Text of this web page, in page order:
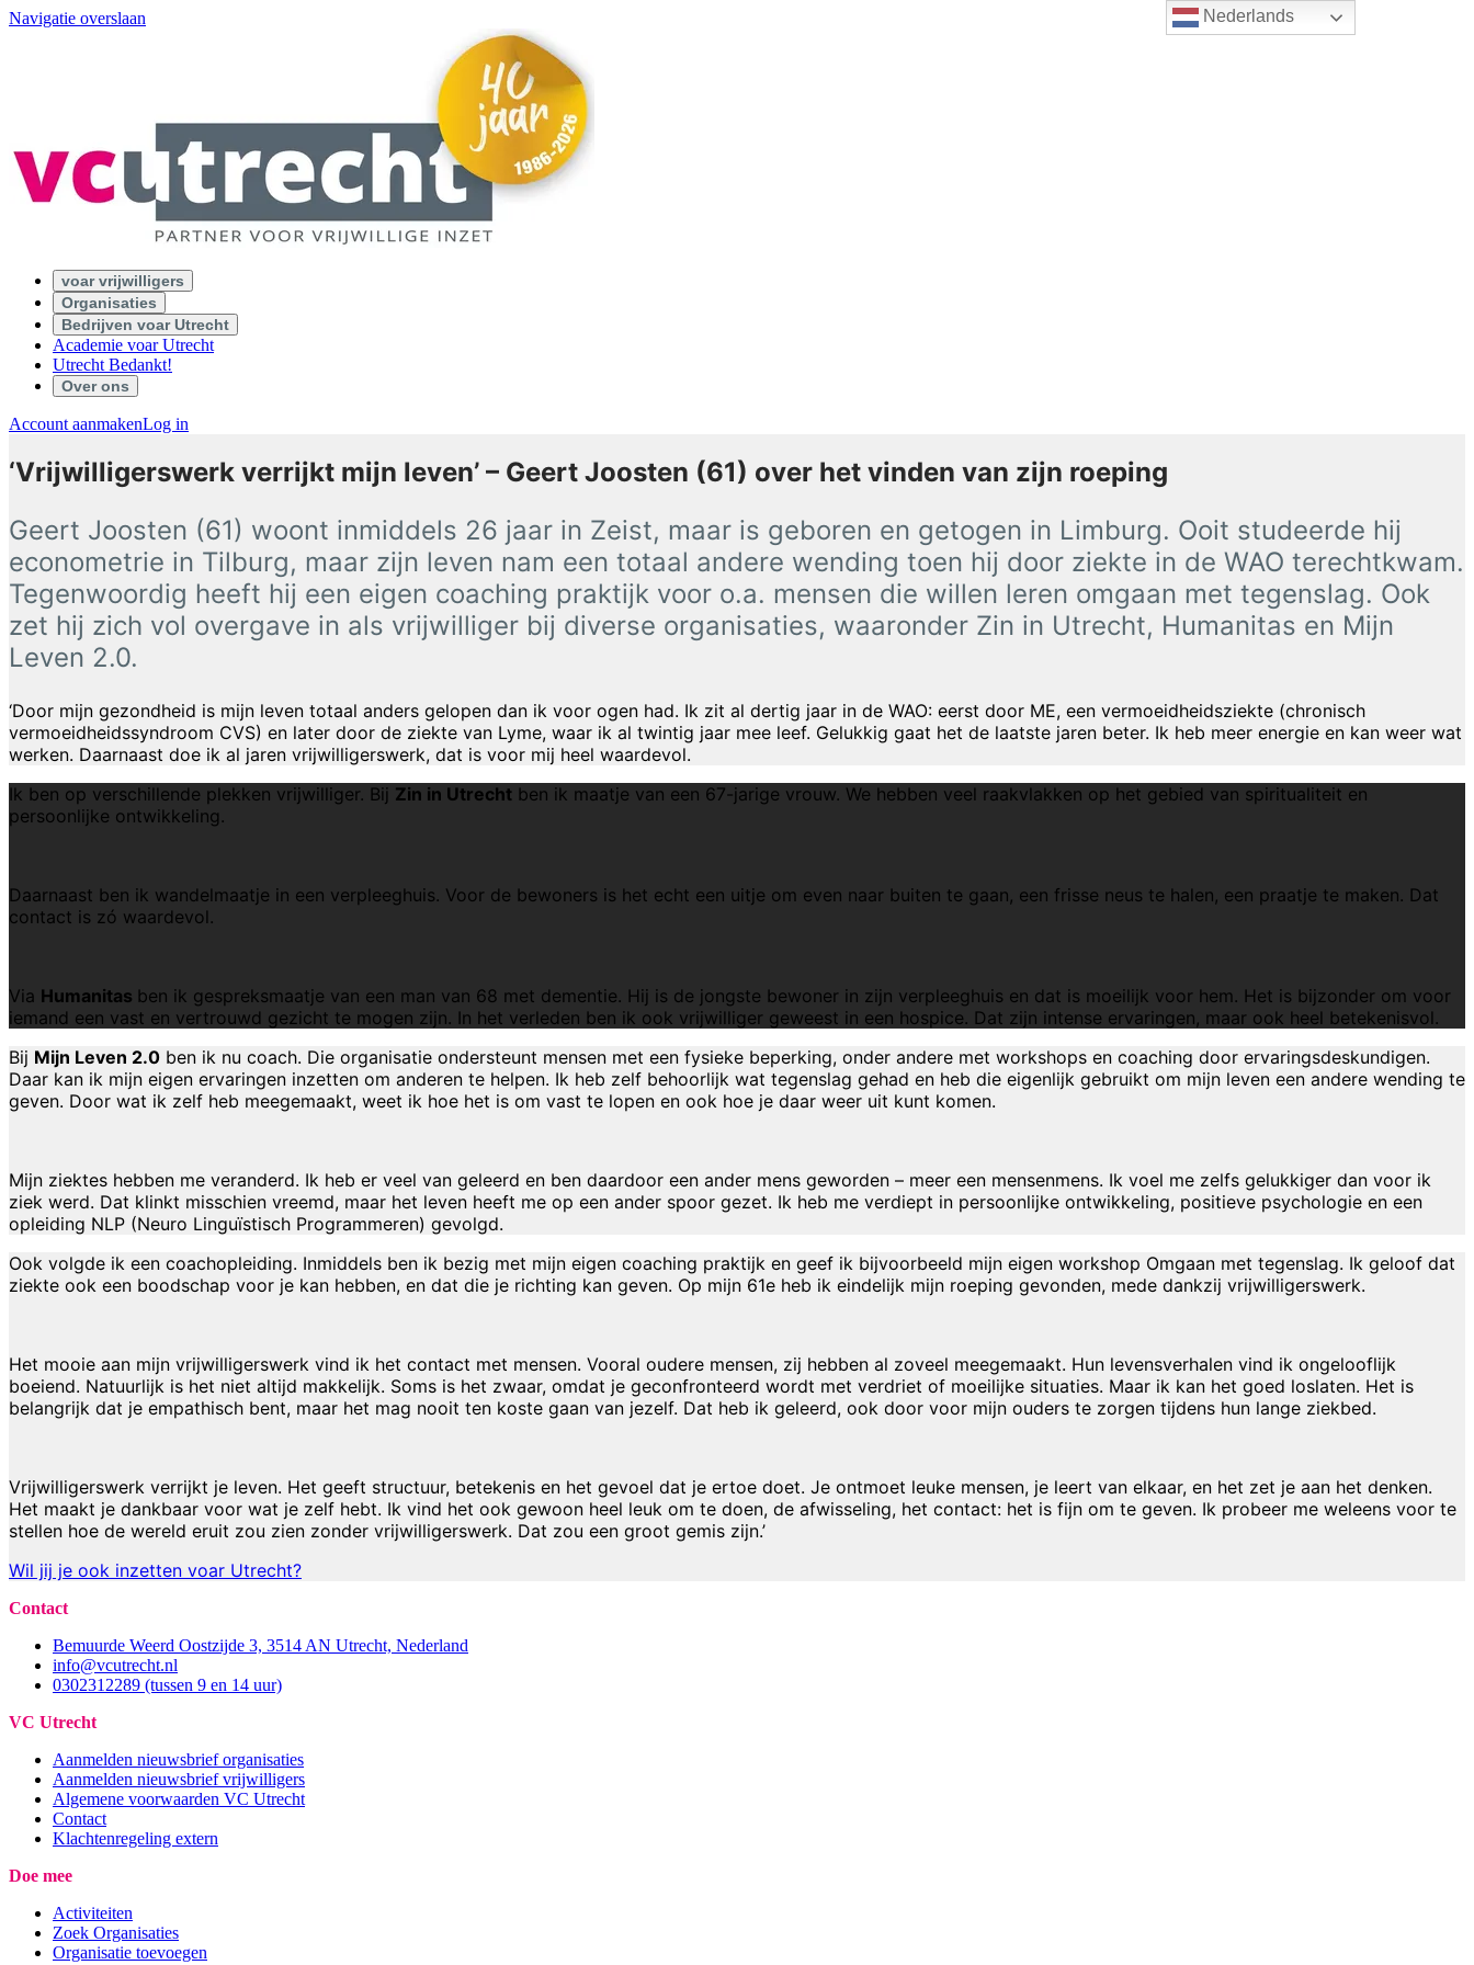
Nederlands
Navigatie overslaan
voar vrijwilligers
Organisaties
Bedrijven voar Utrecht
Academie voar Utrecht
Utrecht Bedankt!
Over ons
Account aanmakenLog in
‘Vrijwilligerswerk verrijkt mijn leven’ – Geert Joosten (61) over het vinden van zijn roeping
Geert Joosten (61) woont inmiddels 26 jaar in Zeist, maar is geboren en getogen in Limburg. Ooit studeerde hij
econometrie in Tilburg, maar zijn leven nam een totaal andere wending toen hij door ziekte in de WAO terechtkwam.
Tegenwoordig heeft hij een eigen coaching praktijk voor o.a. mensen die willen leren omgaan met tegenslag. Ook
zet hij zich vol overgave in als vrijwilliger bij diverse organisaties, waaronder Zin in Utrecht, Humanitas en Mijn
Leven 2.0.
‘Door mijn gezondheid is mijn leven totaal anders gelopen dan ik voor ogen had. Ik zit al dertig jaar in de WAO: eerst door ME, een vermoeidheidsziekte (chronisch
vermoeidheidssyndroom CVS) en later door de ziekte van Lyme, waar ik al twintig jaar mee leef. Gelukkig gaat het de laatste jaren beter. Ik heb meer energie en kan weer wat
werken. Daarnaast doe ik al jaren vrijwilligerswerk, dat is voor mij heel waardevol.
Ik ben op verschillende plekken vrijwilliger. Bij Zin in Utrecht ben ik maatje van een 67-jarige vrouw. We hebben veel raakvlakken op het gebied van spiritualiteit en
persoonlijke ontwikkeling.
Daarnaast ben ik wandelmaatje in een verpleeghuis. Voor de bewoners is het echt een uitje om even naar buiten te gaan, een frisse neus te halen, een praatje te maken. Dat
contact is zó waardevol.
Via Humanitas ben ik gespreksmaatje van een man van 68 met dementie. Hij is de jongste bewoner in zijn verpleeghuis en dat is moeilijk voor hem. Het is bijzonder om voor
iemand een vast en vertrouwd gezicht te mogen zijn. In het verleden ben ik ook vrijwilliger geweest in een hospice. Dat zijn intense ervaringen, maar ook heel betekenisvol.
Bij Mijn Leven 2.0 ben ik nu coach. Die organisatie ondersteunt mensen met een fysieke beperking, onder andere met workshops en coaching door ervaringsdeskundigen.
Daar kan ik mijn eigen ervaringen inzetten om anderen te helpen. Ik heb zelf behoorlijk wat tegenslag gehad en heb die eigenlijk gebruikt om mijn leven een andere wending te
geven. Door wat ik zelf heb meegemaakt, weet ik hoe het is om vast te lopen en ook hoe je daar weer uit kunt komen.
Mijn ziektes hebben me veranderd. Ik heb er veel van geleerd en ben daardoor een ander mens geworden – meer een mensenmens. Ik voel me zelfs gelukkiger dan voor ik
ziek werd. Dat klinkt misschien vreemd, maar het leven heeft me op een ander spoor gezet. Ik heb me verdiept in persoonlijke ontwikkeling, positieve psychologie en een
opleiding NLP (Neuro Linguïstisch Programmeren) gevolgd.
Ook volgde ik een coachopleiding. Inmiddels ben ik bezig met mijn eigen coaching praktijk en geef ik bijvoorbeeld mijn eigen workshop Omgaan met tegenslag. Ik geloof dat
ziekte ook een boodschap voor je kan hebben, en dat die je richting kan geven. Op mijn 61e heb ik eindelijk mijn roeping gevonden, mede dankzij vrijwilligerswerk.
Het mooie aan mijn vrijwilligerswerk vind ik het contact met mensen. Vooral oudere mensen, zij hebben al zoveel meegemaakt. Hun levensverhalen vind ik ongelooflijk
boeiend. Natuurlijk is het niet altijd makkelijk. Soms is het zwaar, omdat je geconfronteerd wordt met verdriet of moeilijke situaties. Maar ik kan het goed loslaten. Het is
belangrijk dat je empathisch bent, maar het mag nooit ten koste gaan van jezelf. Dat heb ik geleerd, ook door voor mijn ouders te zorgen tijdens hun lange ziekbed.
Vrijwilligerswerk verrijkt je leven. Het geeft structuur, betekenis en het gevoel dat je ertoe doet. Je ontmoet leuke mensen, je leert van elkaar, en het zet je aan het denken.
Het maakt je dankbaar voor wat je zelf hebt. Ik vind het ook gewoon heel leuk om te doen, de afwisseling, het contact: het is fijn om te geven. Ik probeer me weleens voor te
stellen hoe de wereld eruit zou zien zonder vrijwilligerswerk. Dat zou een groot gemis zijn.’
Wil jij je ook inzetten voar Utrecht?
Contact
Bemuurde Weerd Oostzijde 3, 3514 AN Utrecht, Nederland
info@vcutrecht.nl
0302312289 (tussen 9 en 14 uur)
VC Utrecht
Aanmelden nieuwsbrief organisaties
Aanmelden nieuwsbrief vrijwilligers
Algemene voorwaarden VC Utrecht
Contact
Klachtenregeling extern
Doe mee
Activiteiten
Zoek Organisaties
Organisatie toevoegen